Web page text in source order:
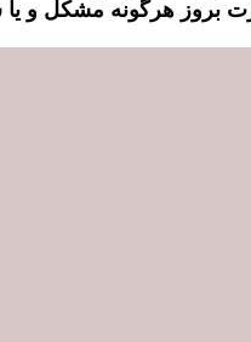
هرگونه مشکل و یا